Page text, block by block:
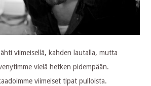
viimeisellä, kahden lautalla, mutta
vielä hetken pidempään.
viimeiset tipat pulloista.